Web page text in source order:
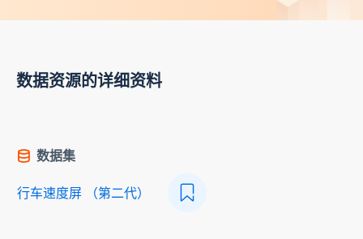
数据资源的详细资料
数据集
行车速度屏 （第二代）